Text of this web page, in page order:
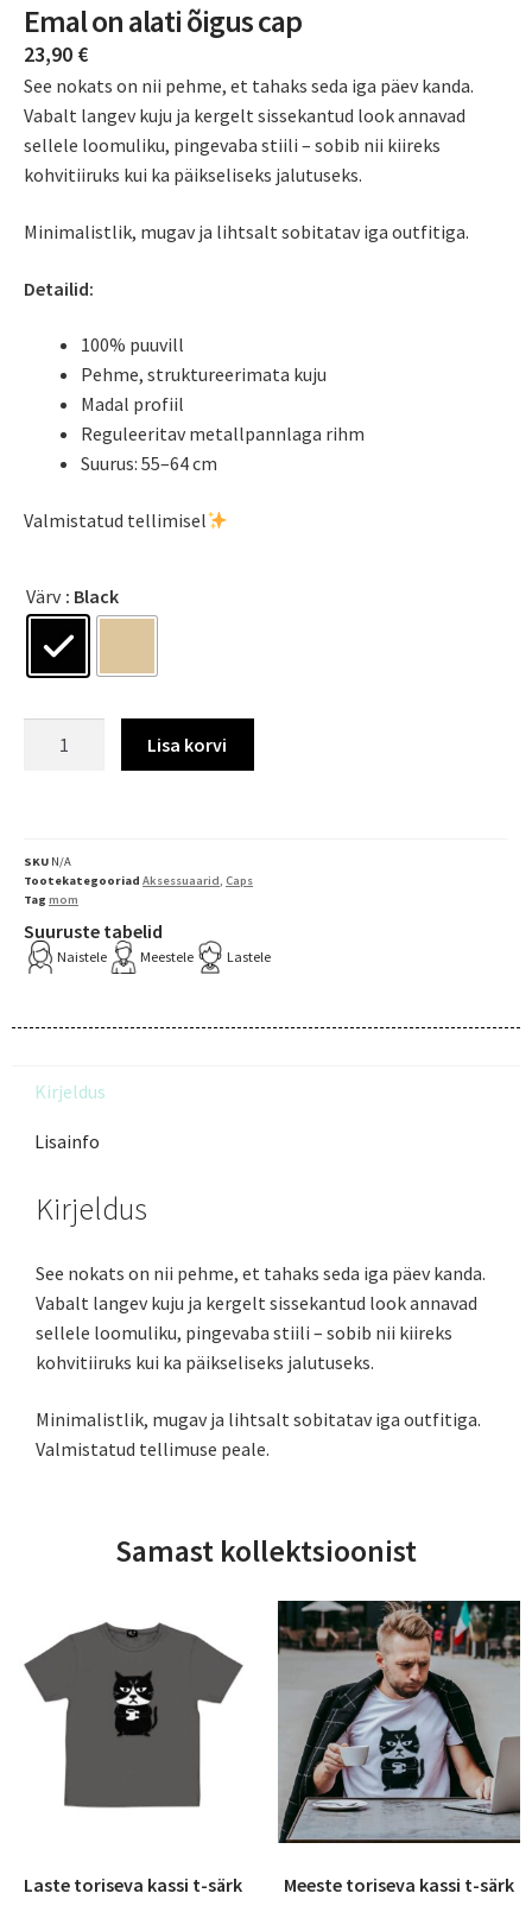
Emal on alati õigus cap
23,90 €
See nokats on nii pehme, et tahaks seda iga päev kanda.
Vabalt langev kuju ja kergelt sissekantud look annavad
sellele loomuliku, pingevaba stiili – sobib nii kiireks
kohvitiiruks kui ka päikseliseks jalutuseks.
Minimalistlik, mugav ja lihtsalt sobitatav iga outfitiga.
Detailid:
100% puuvill
Pehme, struktureerimata kuju
Madal profiil
Reguleeritav metallpannlaga rihm
Suurus: 55–64 cm
Valmistatud tellimisel
Värv : Black
Lisa korvi
SKU N/A
Tootekategooriad Aksessuaarid, Caps
Tag mom
Suuruste tabelid
Naistele Meestele Lastele
Kirjeldus
Lisainfo
Kirjeldus
See nokats on nii pehme, et tahaks seda iga päev kanda.
Vabalt langev kuju ja kergelt sissekantud look annavad
sellele loomuliku, pingevaba stiili – sobib nii kiireks
kohvitiiruks kui ka päikseliseks jalutuseks.
Minimalistlik, mugav ja lihtsalt sobitatav iga outfitiga.
Valmistatud tellimuse peale.
Samast kollektsioonist
Laste toriseva kassi t-särk
Meeste toriseva kassi t-särk